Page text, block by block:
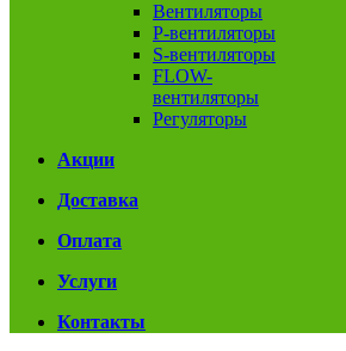
Вентиляторы
P-вентиляторы
S-вентиляторы
FLOW-
вентиляторы
Регуляторы
Акции
Доставка
Оплата
Услуги
Контакты